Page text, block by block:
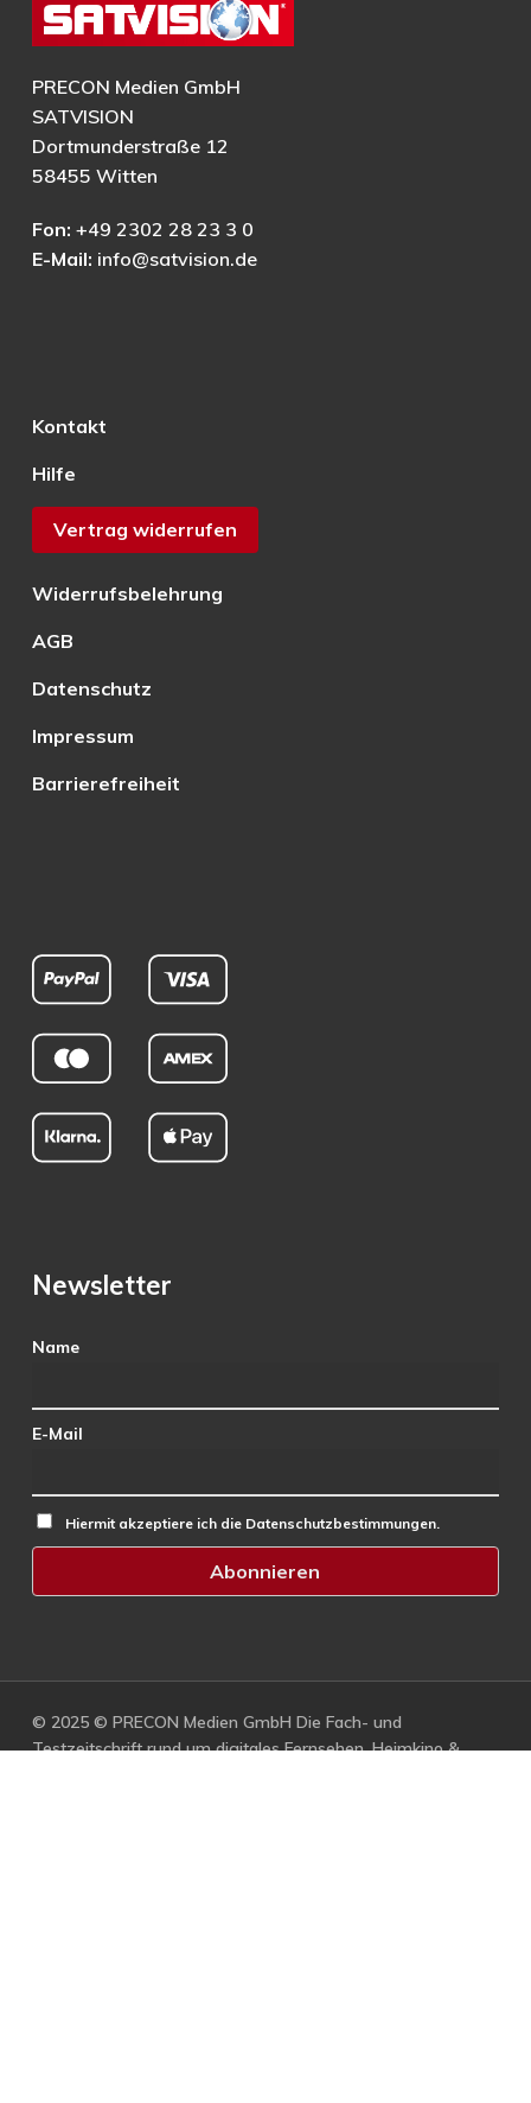
PRECON Medien GmbH
SATVISION
Dortmunderstraße 12
58455 Witten
Fon: +49 2302 28 23 3 0
E-Mail: info@satvision.de
Kontakt
Hilfe
Vertrag widerrufen
Widerrufsbelehrung
AGB
Datenschutz
Impressum
Barrierefreiheit
Newsletter
Name
E-Mail
Hiermit akzeptiere ich die Datenschutzbestimmungen.
© 2025 © PRECON Medien GmbH Die Fach- und
Testzeitschrift rund um digitales Fernsehen, Heimkino &